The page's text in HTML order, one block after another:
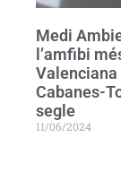
Medi
l’amfibi
Valenciana
Cabanes-
segle
11/06/2024